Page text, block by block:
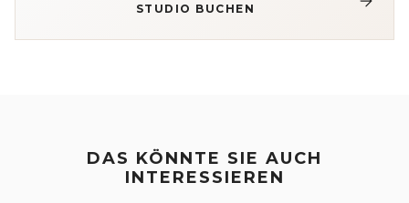
STUDIO BUCHEN
DAS KÖNNTE SIE AUCH
INTERESSIEREN